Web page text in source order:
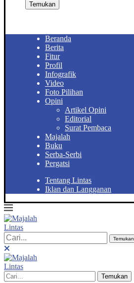
Temukan
Beranda
Berita
Fitur
Profil
Infografik
Video
Foto Pilihan
Opini
Artikel Opini
Editorial
Surat Pembaca
Majalah
Buku
Serba-Serbi
Pergatsi
Tentang Lintas
Iklan dan Langganan
Temukan
Temukan